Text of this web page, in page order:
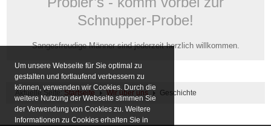
Um unsere Webseite für Sie optimal zu
gestalten und fortlaufend verbessern zu
können, verwenden wir Cookies. Durch die
weitere Nutzung der Webseite stimmen Sie
der Verwendung von Cookies zu. Weitere
Informationen zu Cookies erhalten Sie in
Schnupper-Probe!
Sangesfreudige Männer sind jederzeit herzlich willkommen.
Aktuelle Seite: Startseite Wir über uns Geschichte